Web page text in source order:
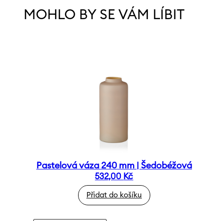
MOHLO BY SE VÁM LÍBIT
Pastelová váza 240 mm | Šedobéžová
532,00 Kč
Přidat do košíku